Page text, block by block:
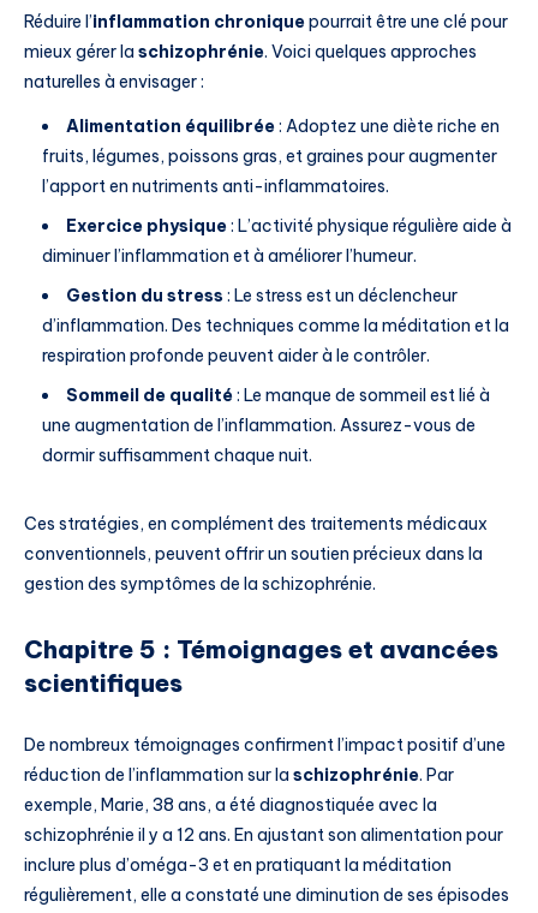
Réduire l’inflammation chroniquepourrait être une clé pour
mieux gérer la schizophrénie. Voici quelques approches
naturelles à envisager :
Alimentation équilibrée: Adoptez une diète riche en
fruits, légumes, poissons gras, et graines pour augmenter
l’apport en nutriments anti-inflammatoires.
Exercice physique: L’activité physique régulière aide à
diminuer l’inflammation et à améliorer l’humeur.
Gestion du stress : Le stress est un déclencheur
d’inflammation. Des techniques comme la méditation et la
respiration profonde peuvent aider à le contrôler.
Sommeil de qualité: Le manque de sommeil est lié à
une augmentation de l’inflammation. Assurez-vous de
dormir suffisamment chaque nuit.
Ces stratégies, en complément des traitements médicaux
conventionnels, peuvent offrir un soutien précieux dans la
gestion des symptômes de la schizophrénie.
Chapitre 5 : Témoignages et avancées
scientifiques
De nombreux témoignages confirment l’impact positif d’une
réduction de l’inflammation sur la schizophrénie. Par
exemple, Marie, 38 ans, a été diagnostiquée avec la
schizophrénie il y a 12 ans. En ajustant son alimentation pour
inclure plus d’oméga-3 et en pratiquant la méditation
régulièrement, elle a constaté une diminution de ses épisodes